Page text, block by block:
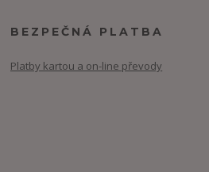
BEZPEČNÁ PLATBA
Platby kartou a on-line převody